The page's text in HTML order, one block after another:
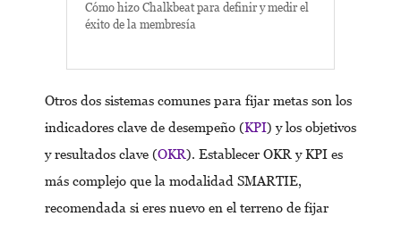
Cómo hizo Chalkbeat para definir y medir el
éxito de la membresía
Otros dos sistemas comunes para fijar metas son los
indicadores clave de desempeño (KPI) y los objetivos
y resultados clave (OKR). Establecer OKR y KPI es
más complejo que la modalidad SMARTIE,
recomendada si eres nuevo en el terreno de fijar